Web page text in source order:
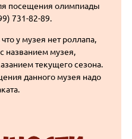
посещения олимпиады
731-82-89.
у музея нет роллапа,
названием музея,
текущего сезона.
данного музея надо